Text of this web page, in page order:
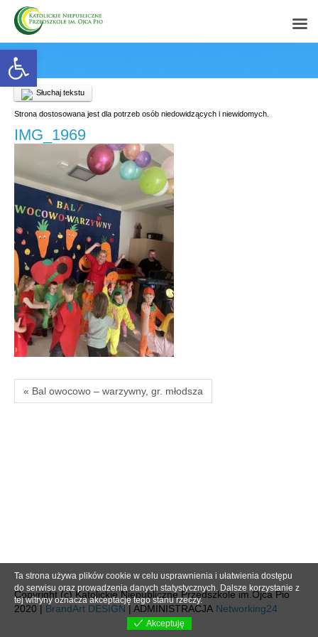
Open toolbar
Słuchaj tekstu
Strona dostosowana jest dla potrzeb osób niedowidzących i niewidomych.
IMG_1969
« Bal owocowo – warzywny, gr. młodsza
Copyright (c) Katolickie Niepubliczne Przedszkole im.Ojca Pio
2020 | BrandArt DESIGN | ADMINISTRACJA Networking24
Ta strona używa plików cookie w celu usprawnienia i ułatwienia dostępu
do serwisu oraz prowadzenia danych statystycznych. Dalsze korzystanie z
tej witryny oznacza akceptację tego stanu rzeczy.
Akceptuję